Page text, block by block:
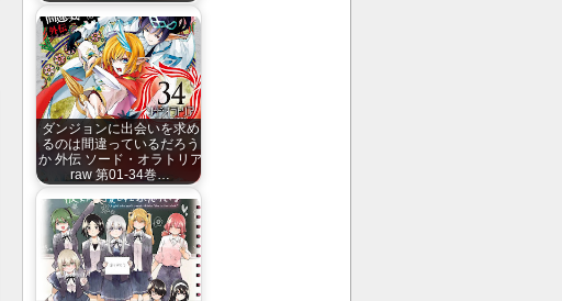
ダンジョンに出会いを求め
るのは間違っているだろう
か 外伝 ソード・オラトリア
raw 第01-34巻…